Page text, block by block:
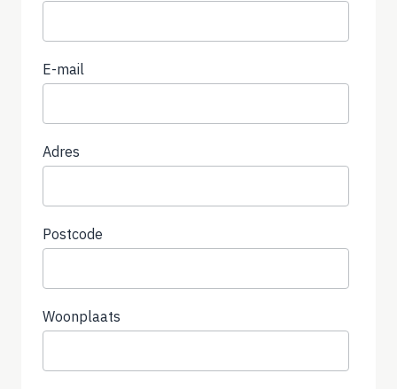
E-mail
Adres
Postcode
Woonplaats